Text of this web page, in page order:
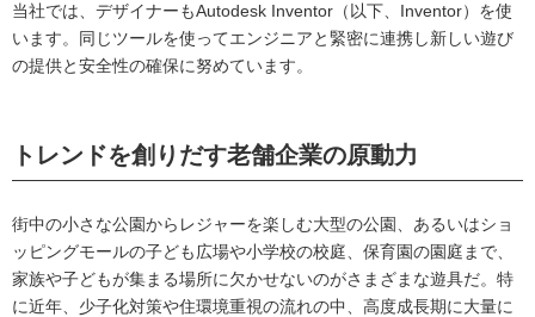
当社では、デザイナーもAutodesk Inventor（以下、Inventor）を使
います。同じツールを使ってエンジニアと緊密に連携し新しい遊び
の提供と安全性の確保に努めています。
トレンドを創りだす老舗企業の原動力
街中の小さな公園からレジャーを楽しむ大型の公園、あるいはショ
ッピングモールの子ども広場や小学校の校庭、保育園の園庭まで、
家族や子どもが集まる場所に欠かせないのがさまざまな遊具だ。特
に近年、少子化対策や住環境重視の流れの中、高度成長期に大量に